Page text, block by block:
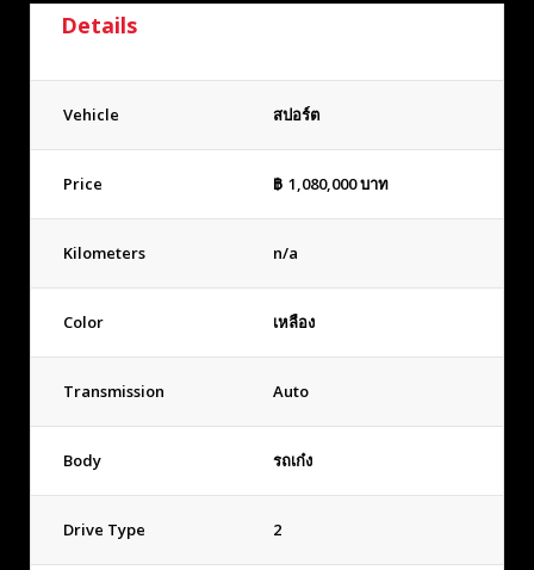
Details
Vehicle สปอร์ต
Price ฿ 1,080,000บาท
Kilometers n/a
Color เหลือง
Transmission Auto
Body รถเก๋ง
Drive Type 2